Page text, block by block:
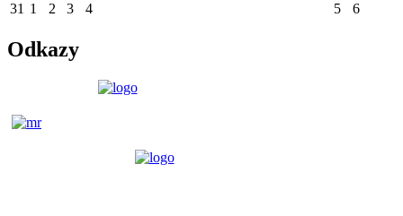
31 1 2 3 4 5 6
Odkazy